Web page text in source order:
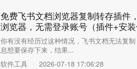
免费飞书文档浏览器复制转存插件
浏览器，无需登录账号（插件+安装
你有没有经历过这种情况，飞书文档无法复
息想要保存下来，结果...
软件工具
2026-07-18 17:06:28